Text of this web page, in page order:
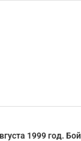
1999 год.